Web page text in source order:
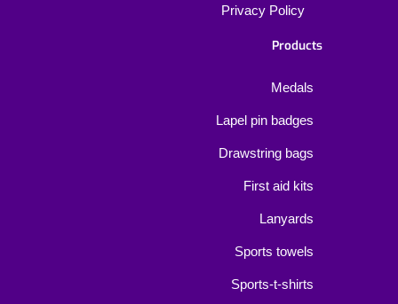
Privacy Policy
Products
Medals
Lapel pin badges
Drawstring bags
First aid kits
Lanyards
Sports towels
Sports-t-shirts